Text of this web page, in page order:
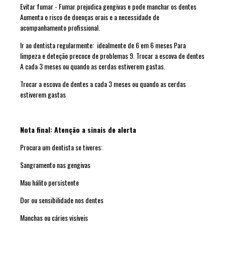
Evitar fumar- Fumar prejudica gengivas e pode manchar os dentes
Aumenta o risco de doenças orais e a necessidade de
acompanhamento profissional.
Ir ao dentista regularmente: idealmente de 6 em 6 meses Para
limpeza e deteção precoce de problemas 9. Trocar a escova de dentes
A cada 3 meses ou quando as cerdas estiverem gastas.
Trocar a escova de dentesa cada 3 meses ou quando as cerdas
estiverem gastas
Nota final: Atenção a sinais de alerta
Procura um dentista se tiveres:
Sangramento nas gengivas
Mau hálito persistente
Dor ou sensibilidade nos dentes
Manchas ou cáries visíveis